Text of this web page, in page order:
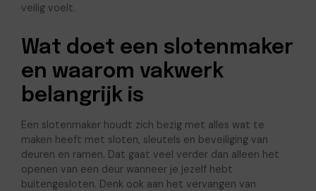
veilig voelt.
Wat doet een slotenmaker
en waarom vakwerk
belangrijk is
Een slotenmaker houdt zich bezig met alles wat te
maken heeft met sloten, sleutels en beveiliging van
deuren en ramen. Dat gaat veel verder dan alleen het
openen van een deur wanneer je jezelf hebt
buitengesloten. Denk ook aan het vervangen van